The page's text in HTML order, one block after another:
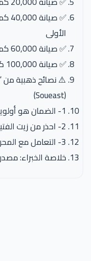
الأولى
✅ صيانة 60,000 كم (أو 36 شهرًا)
✅ صيانة 100,000 كم
⚠️ نصائح ذهبية من
(Soueast)
1- الضمان هو أولويتك القصوى
2- احذر من زيت الفتيس (CVT)
3- التعامل مع المحركات التوربينية (Turbo)
خلاصة الخبراء: